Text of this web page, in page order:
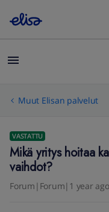
Muut Elisan palvelut
VASTATTU
Mikä yritys hoitaa
vaihdot?
Forum|Forum|1 year ago